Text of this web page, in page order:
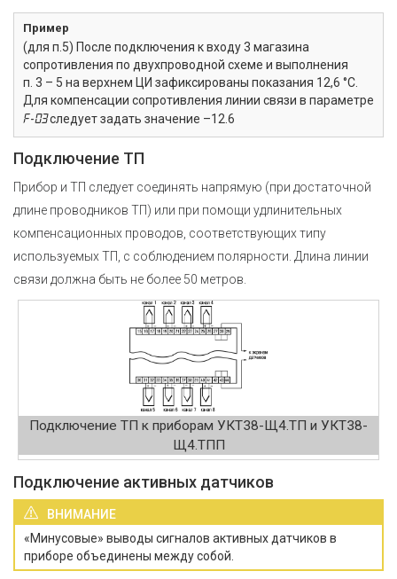
Пример
(для п.5) После подключения к входу 3 магазина
сопротивления по двухпроводной схеме и выполнения
п. 3 – 5 на верхнем ЦИ зафиксированы показания 12,6 °С.
Для компенсации сопротивления линии связи в параметре
F-03следует задать значение –12.6
Подключение ТП
Прибор и ТП следует соединять напрямую (при достаточной
длине проводников ТП) или при помощи удлинительных
компенсационных проводов, соответствующих типу
используемых ТП, с соблюдением полярности. Длина линии
связи должна быть не более 50 метров.
Подключение ТП к приборам УКТ38-Щ4.ТП и УКТ38-
Щ4.ТПП
Подключение активных датчиков
ВНИМАНИЕ
«Минусовые» выводы сигналов активных датчиков в
приборе объединены между собой.